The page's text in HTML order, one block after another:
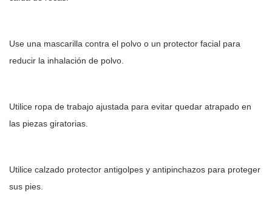
Use una mascarilla contra el polvo o un protector facial para
reducir la inhalación de polvo.
Utilice ropa de trabajo ajustada para evitar quedar atrapado en
las piezas giratorias.
Utilice calzado protector antigolpes y antipinchazos para proteger
sus pies.